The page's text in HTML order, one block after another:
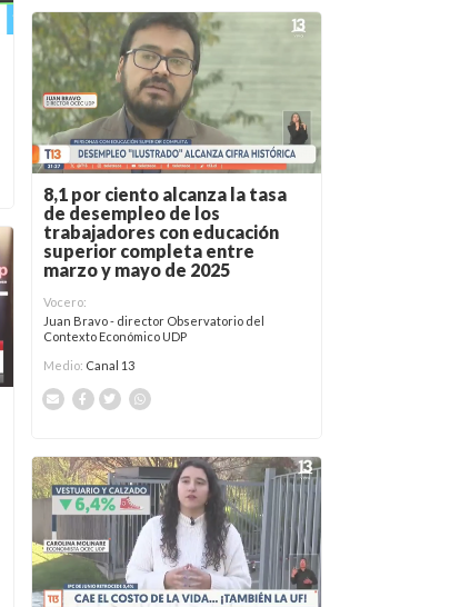
8,1 por ciento alcanza la tasa
de desempleo de los
trabajadores con educación
superior completa entre
marzo y mayo de 2025
Vocero:
Juan Bravo - director Observatorio del
Contexto Económico UDP
Medio: Canal 13